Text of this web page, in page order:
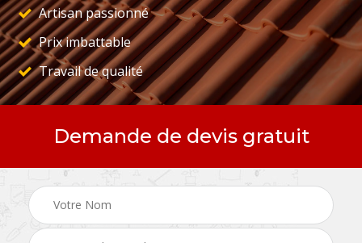
Artisan passionné
Prix imbattable
Travail de qualité
Demande de devis gratuit